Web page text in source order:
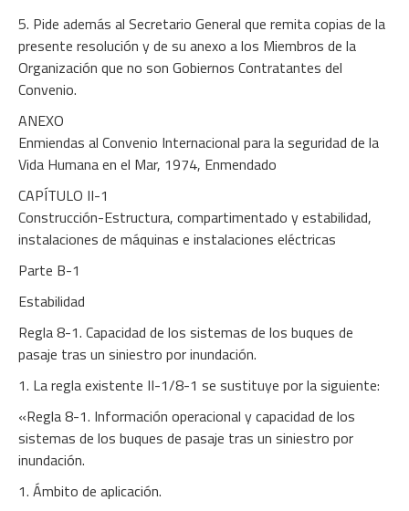
5. Pide además al Secretario General que remita copias de la
presente resolución y de su anexo a los Miembros de la
Organización que no son Gobiernos Contratantes del
Convenio.
ANEXO
Enmiendas al Convenio Internacional para la seguridad de la
Vida Humana en el Mar, 1974, Enmendado
CAPÍTULO II-1
Construcción-Estructura, compartimentado y estabilidad,
instalaciones de máquinas e instalaciones eléctricas
Parte B-1
Estabilidad
Regla 8-1. Capacidad de los sistemas de los buques de
pasaje tras un siniestro por inundación.
1. La regla existente II-1/8-1 se sustituye por la siguiente:
«Regla 8-1. Información operacional y capacidad de los
sistemas de los buques de pasaje tras un siniestro por
inundación.
1. Ámbito de aplicación.